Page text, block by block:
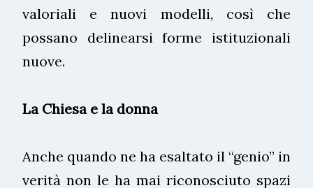
valoriali e nuovi modelli, così che
possano delinearsi forme istituzionali
nuove.
La Chiesa e la donna
Anche quando ne ha esaltato il “genio” in
verità non le ha mai riconosciuto spazi